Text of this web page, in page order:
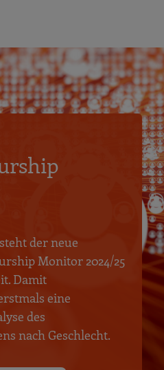
der neue
Monitor 2024/25
Damit
eine
des
nach Geschlecht.